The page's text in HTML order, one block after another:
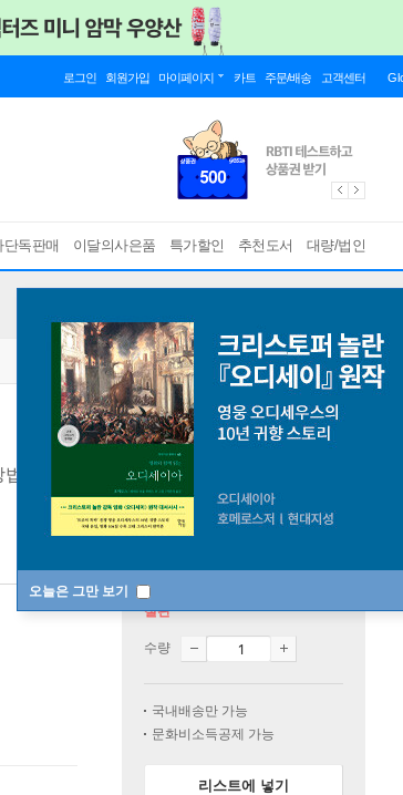
로그인 회원가입 마이페이지 카트 주문/배송 고객센터
단독판매 이달의사은품 특가할인 추천도서 대량/법인
오늘은 그만 보기
절판
수량
국내배송만 가능
문화비소득공제 가능
리스트에 넣기